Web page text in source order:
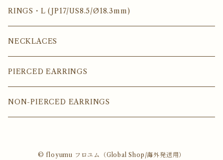
RINGS・L (JP17/US8.5/Ø18.3mm)
NECKLACES
PIERCED EARRINGS
NON-PIERCED EARRINGS
© floyumu フロユム（Global Shop/海外発送用）